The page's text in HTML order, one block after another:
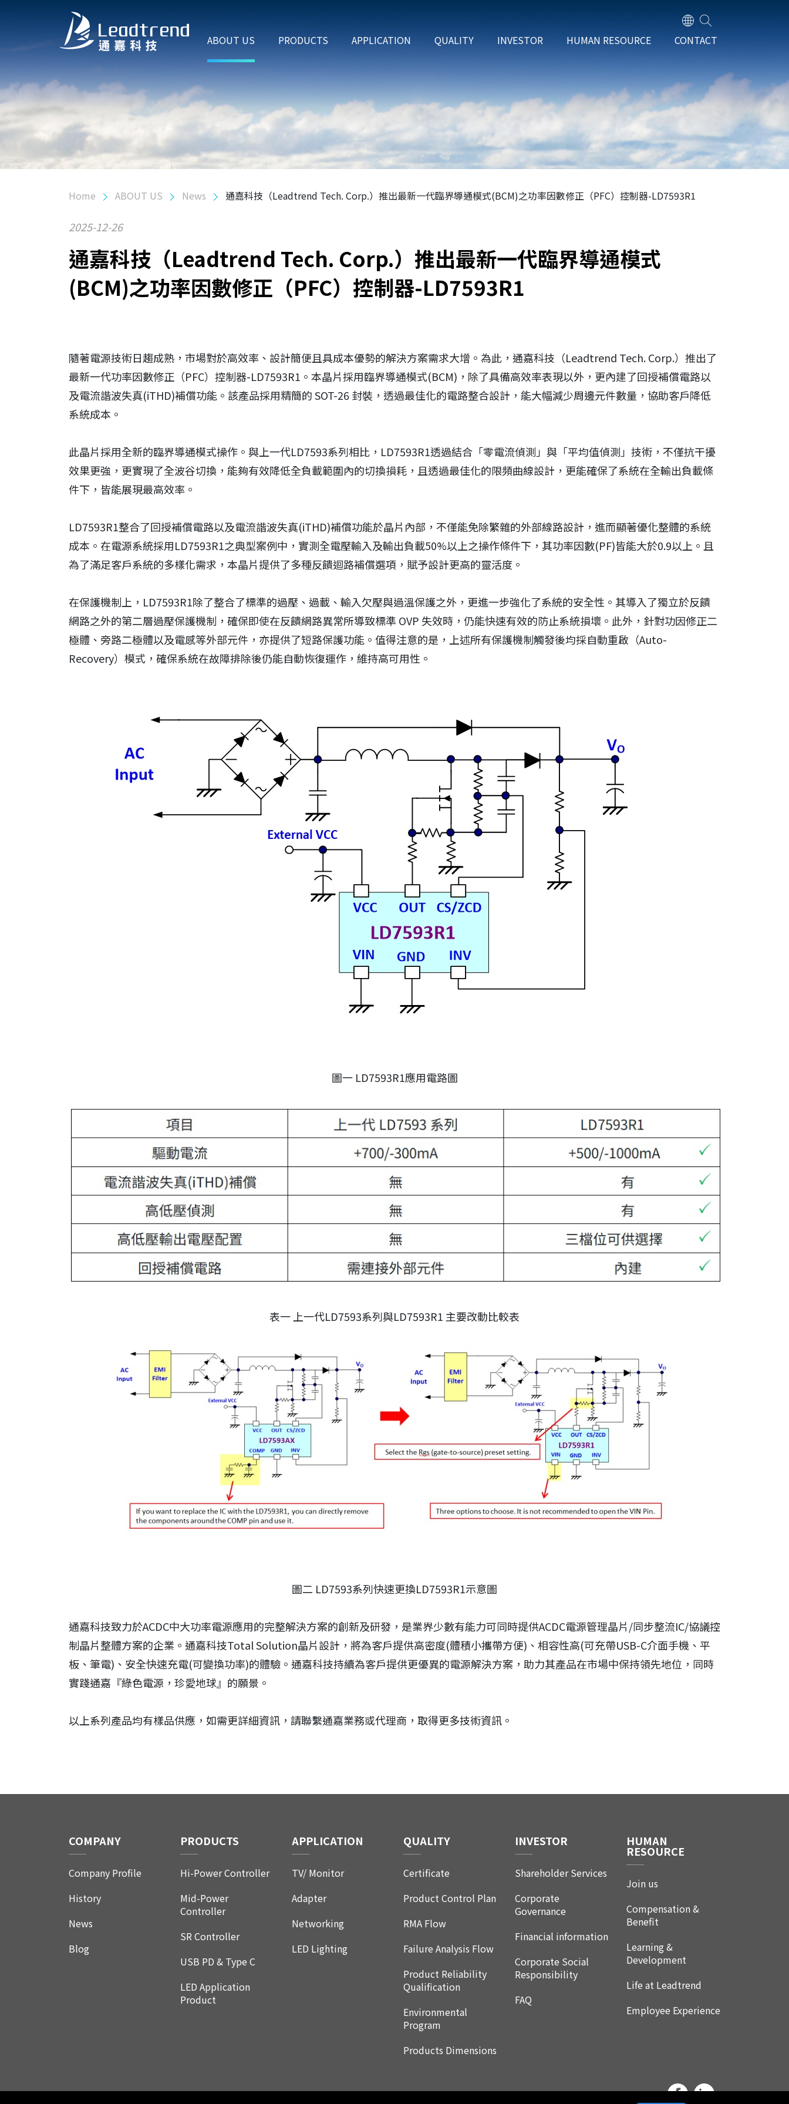
Company Profile
ABOUT US PRODUCTS APPLICATION QUALITY INVESTOR HUMAN RESOURCE CONTACT
Home ABOUT US News 通嘉科技（Leadtrend Tech. Corp.）推出最新一代臨界導通模式(BCM)之功率因數修正（PFC）控制器-LD7593R1
2025-12-26
通嘉科技（Leadtrend Tech. Corp.）推出最新一代臨界導通模式
(BCM)之功率因數修正（PFC）控制器-LD7593R1
隨著電源技術日趨成熟，市場對於高效率、設計簡便且具成本優勢的解決方案需求大增。為此，通嘉科技（Leadtrend Tech. Corp.）推出了
最新一代功率因數修正（PFC）控制器-LD7593R1。本晶片採用臨界導通模式(BCM)，除了具備高效率表現以外，更內建了回授補償電路以
及電流諧波失真(iTHD)補償功能。該產品採用精簡的 SOT-26 封裝，透過最佳化的電路整合設計，能大幅減少周邊元件數量，協助客戶降低
系統成本。
此晶片採用全新的臨界導通模式操作。與上一代LD7593系列相比，LD7593R1透過結合「零電流偵測」與「平均值偵測」技術，不僅抗干擾
效果更強，更實現了全波谷切換，能夠有效降低全負載範圍內的切換損耗，且透過最佳化的限頻曲線設計，更能確保了系統在全輸出負載條
件下，皆能展現最高效率。
LD7593R1整合了回授補償電路以及電流諧波失真(iTHD)補償功能於晶片內部，不僅能免除繁雜的外部線路設計，進而顯著優化整體的系統
成本。在電源系統採用LD7593R1之典型案例中，實測全電壓輸入及輸出負載50%以上之操作條件下，其功率因數(PF)皆能大於0.9以上。且
為了滿足客戶系統的多樣化需求，本晶片提供了多種反饋迴路補償選項，賦予設計更高的靈活度。
在保護機制上，LD7593R1除了整合了標準的過壓、過載、輸入欠壓與過溫保護之外，更進一步強化了系統的安全性。其導入了獨立於反饋
網路之外的第二層過壓保護機制，確保即使在反饋網路異常所導致標準 OVP 失效時，仍能快速有效的防止系統損壞。此外，針對功因修正二
極體、旁路二極體以及電感等外部元件，亦提供了短路保護功能。值得注意的是，上述所有保護機制觸發後均採自動重啟（Auto-
Recovery）模式，確保系統在故障排除後仍能自動恢復運作，維持高可用性。
圖一 LD7593R1應用電路圖
表一 上一代LD7593系列與LD7593R1 主要改動比較表
圖二 LD7593系列快速更換LD7593R1示意圖
通嘉科技致力於ACDC中大功率電源應用的完整解決方案的創新及研發，是業界少數有能力可同時提供ACDC電源管理晶片/同步整流IC/協議控
制晶片整體方案的企業。通嘉科技Total Solution晶片設計，將為客戶提供高密度(體積小攜帶方便)、相容性高(可充帶USB-C介面手機、平
板、筆電)、安全快速充電(可變換功率)的體驗。通嘉科技持續為客戶提供更優異的電源解決方案，助力其產品在市場中保持領先地位，同時
實踐通嘉『綠色電源，珍愛地球』的願景。
以上系列產品均有樣品供應，如需更詳細資訊，請聯繫通嘉業務或代理商，取得更多技術資訊。
COMPANY
Company Profile
History
News
Blog
PRODUCTS
Hi-Power Controller
Mid-Power
Controller
SR Controller
USB PD & Type C
LED Application
Product
APPLICATION
TV/ Monitor
Adapter
Networking
LED Lighting
QUALITY
Certificate
Product Control Plan
RMA Flow
Failure Analysis Flow
Product Reliability
Qualification
Environmental
Program
Products Dimensions
INVESTOR
Shareholder Services
Corporate
Governance
Financial information
Corporate Social
Responsibility
FAQ
HUMAN
RESOURCE
Join us
Compensation &
Benefit
Learning &
Development
Life at Leadtrend
Employee Experience